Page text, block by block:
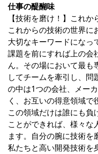
仕事の醍醐味
【技術を磨け！】これ
これからの技術の世界に
大切なキーワードになっ
課題を前にすれば上の会
ん。その場において最も
してチームを牽引し、
の中は1つの会社、メー
く、お互いの得意領域
この領域だけは誰にも負
ことができれば、様々な
ます。自分の腕に技術
私たちと高い開発技術を